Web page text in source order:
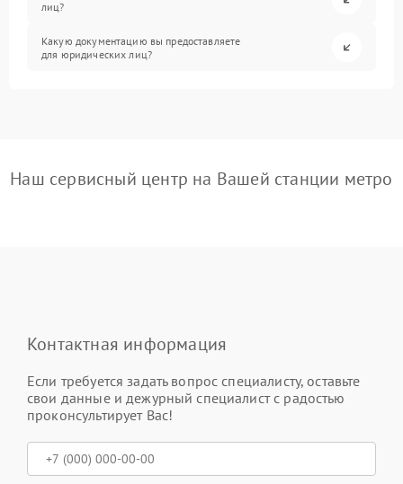
лиц?
Какую документацию вы предоставляете
для юридических лиц?
Наш сервисный центр на Вашей станции метро
Контактная информация
Если требуется задать вопрос специалисту, оставьте
свои данные и дежурный специалист с радостью
проконсультирует Вас!